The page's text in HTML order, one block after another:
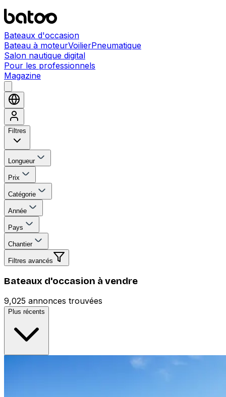
Bateaux d'occasion
Bateau à moteurVoilierPneumatique
Salon nautique digital
Pour les professionnels
Magazine
Filtres
Longueur
Prix
Catégorie
Année
Pays
Chantier
Filtres avancés
Bateaux d'occasion à vendre
9,025 annonces trouvées
Plus récents